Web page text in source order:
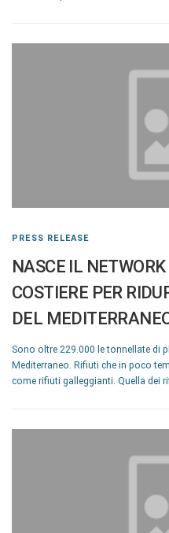
PRESS RELEASE
NASCE IL
COSTIERE PER
DEL
Sono oltre 229.000 le tonnellate di
Mediterraneo. Rifiuti che in poco
come rifiuti galleggianti. Quella dei